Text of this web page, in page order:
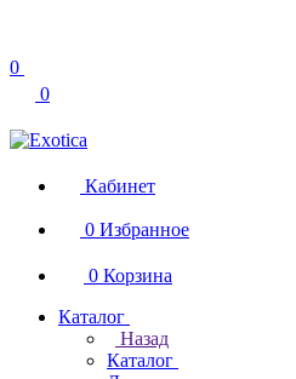
0
0
Кабинет
0 Избранное
0 Корзина
Каталог
Назад
Каталог